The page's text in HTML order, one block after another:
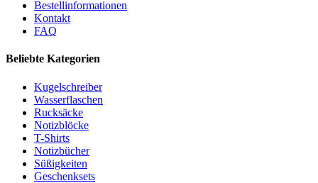
Bestellinformationen
Kontakt
FAQ
Beliebte Kategorien
Kugelschreiber
Wasserflaschen
Rucksäcke
Notizblöcke
T-Shirts
Notizbücher
Süßigkeiten
Geschenksets